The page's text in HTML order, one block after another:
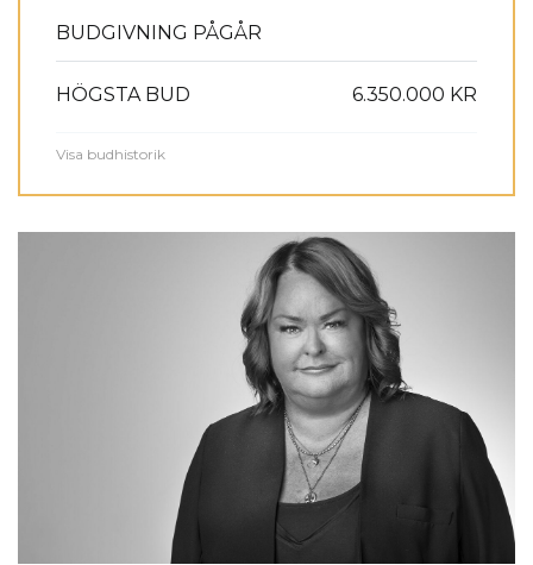
BUDGIVNING PÅGÅR
HÖGSTA BUD 6.350.000 KR
Visa budhistorik